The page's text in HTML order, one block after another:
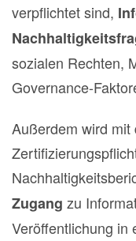
verpflichtet sind,
sozialen Rechten,
Governance-
Außerdem wird mit
Zugang zu
Veröffentlichung in